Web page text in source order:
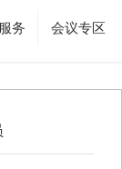
务 会议专区